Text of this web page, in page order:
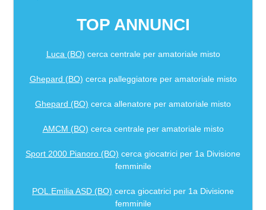
TOP ANNUNCI
Luca (BO) cerca centrale per amatoriale misto
Ghepard (BO) cerca palleggiatore per amatoriale misto
Ghepard (BO) cerca allenatore per amatoriale misto
AMCM (BO) cerca centrale per amatoriale misto
Sport 2000 Pianoro (BO) cerca giocatrici per 1a Divisione
femminile
POL.Emilia ASD (BO) cerca giocatrici per 1a Divisione
femminile